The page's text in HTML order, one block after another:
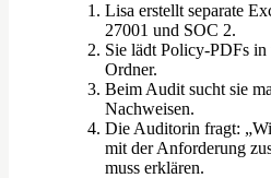
Lisa erstellt separate
27001 und SOC 2.
Sie lädt Policy-PDFs in
Ordner.
Beim Audit sucht sie
Nachweisen.
Die Auditorin fragt:
mit der Anforderung
muss erklären.